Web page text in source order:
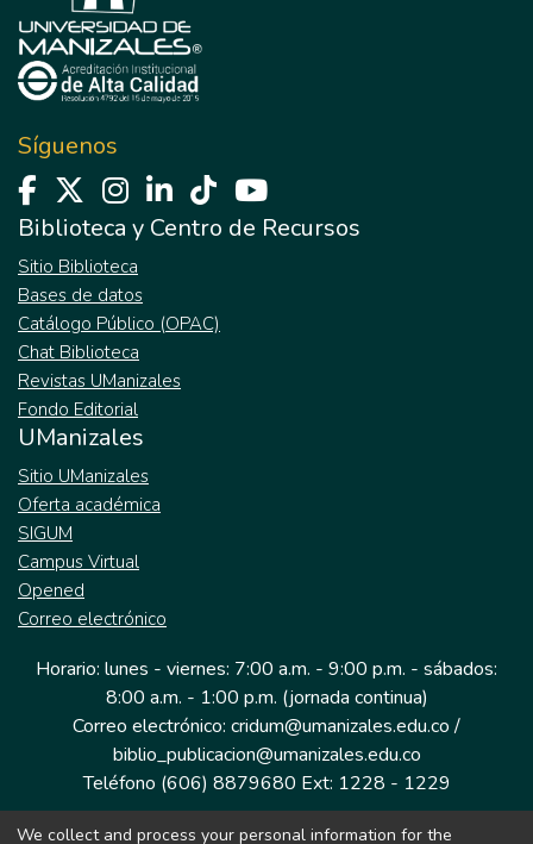
Síguenos
Biblioteca y Centro de Recursos
Sitio Biblioteca
Bases de datos
Catálogo Público (OPAC)
Chat Biblioteca
Revistas UManizales
Fondo Editorial
UManizales
Sitio UManizales
Oferta académica
SIGUM
Campus Virtual
Opened
Correo electrónico
Horario: lunes - viernes: 7:00 a.m. - 9:00 p.m. - sábados:
8:00 a.m. - 1:00 p.m. (jornada continua)
Correo electrónico: cridum@umanizales.edu.co /
biblio_publicacion@umanizales.edu.co
Teléfono (606) 8879680 Ext: 1228 - 1229
We collect and process your personal information for the